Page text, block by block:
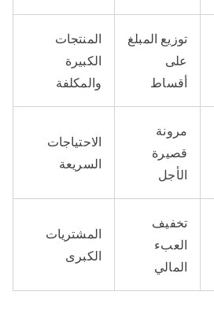
توزيع المبلغ
على
أقساط
المنتجات
الكبيرة
والمكلفة
مرونة
قصيرة
الأجل
الاحتياجات
السريعة
تخفيف
العبء
المالي
المشتريات
الكبرى